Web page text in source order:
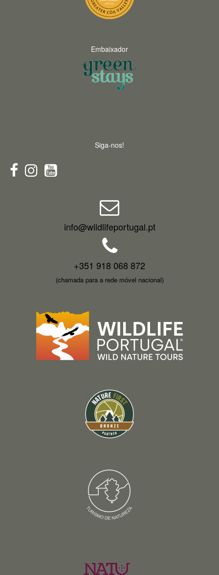
Embaixador
Siga-nos!
info@wildlifeportugal.pt
+351 918 068 872
(chamada para a rede móvel nacional)